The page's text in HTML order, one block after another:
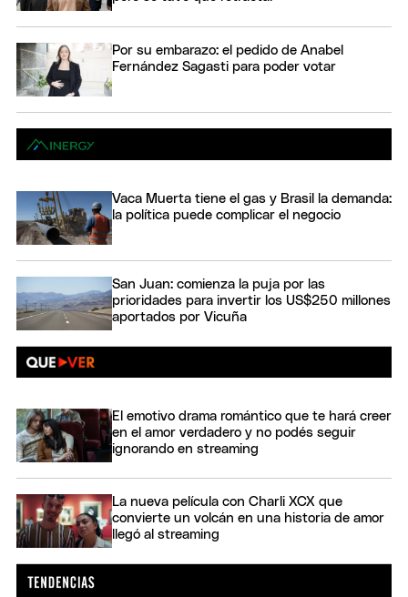
Por su embarazo: el pedido de Anabel
Fernández Sagasti para poder votar
Vaca Muerta tiene el gas y Brasil la demanda:
la política puede complicar el negocio
San Juan: comienza la puja por las
prioridades para invertir los US$250 millones
aportados por Vicuña
El emotivo drama romántico que te hará creer
en el amor verdadero y no podés seguir
ignorando en streaming
La nueva película con Charli XCX que
convierte un volcán en una historia de amor
llegó al streaming